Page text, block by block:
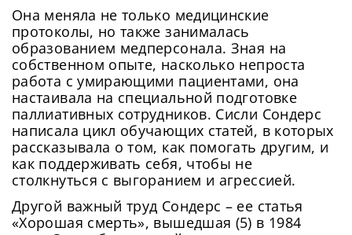
Сменить пароль!
Она меняла не только медицинские
протоколы, но также занималась
образованием медперсонала. Зная на
собственном опыте, насколько непроста
работа с умирающими пациентами, она
настаивала на специальной подготовке
паллиативных сотрудников. Сисли Сондерс
написала цикл обучающих статей, в которых
рассказывала о том, как помогать другим, и
как поддерживать себя, чтобы не
столкнуться с выгоранием и агрессией.
Другой важный труд Сондерс – ее статья
«Хорошая смерть», вышедшая (5) в 1984